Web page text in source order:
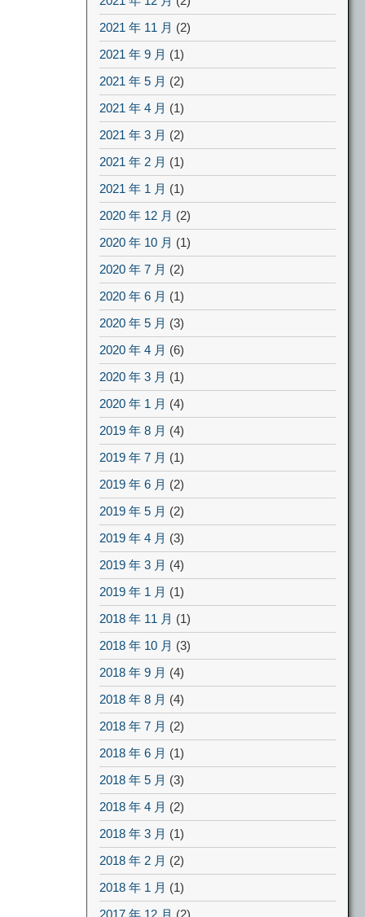
2021 年 11 月 (2)
2021 年 9 月 (1)
2021 年 5 月 (2)
2021 年 4 月 (1)
2021 年 3 月 (2)
2021 年 2 月 (1)
2021 年 1 月 (1)
2020 年 12 月 (2)
2020 年 10 月 (1)
2020 年 7 月 (2)
2020 年 6 月 (1)
2020 年 5 月 (3)
2020 年 4 月 (6)
2020 年 3 月 (1)
2020 年 1 月 (4)
2019 年 8 月 (4)
2019 年 7 月 (1)
2019 年 6 月 (2)
2019 年 5 月 (2)
2019 年 4 月 (3)
2019 年 3 月 (4)
2019 年 1 月 (1)
2018 年 11 月 (1)
2018 年 10 月 (3)
2018 年 9 月 (4)
2018 年 8 月 (4)
2018 年 7 月 (2)
2018 年 6 月 (1)
2018 年 5 月 (3)
2018 年 4 月 (2)
2018 年 3 月 (1)
2018 年 2 月 (2)
2018 年 1 月 (1)
2017 年 12 月 (2)